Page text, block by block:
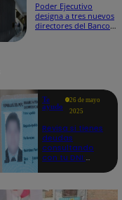
Poder Ejecutivo
designa a tres nuevos
directores del Banco
Te
ayudo
26 de mayo
2025
Revisa si tienes
deudas
consultando
con tu DNI: